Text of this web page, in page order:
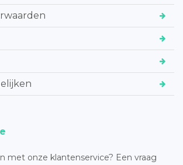
met onze klantenservice? Een vraag